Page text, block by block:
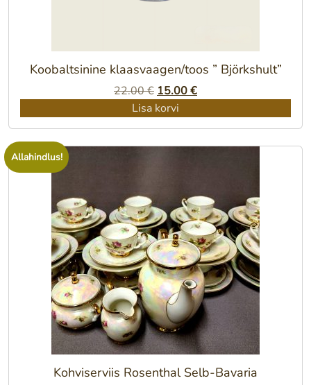
Koobaltsinine klaasvaagen/toos ” Björkshult”
22.00€ Algne
hind
15.00€Praegune
Lisa korvi
Allahindlus!
Kohviserviis Rosenthal Selb-Bavaria